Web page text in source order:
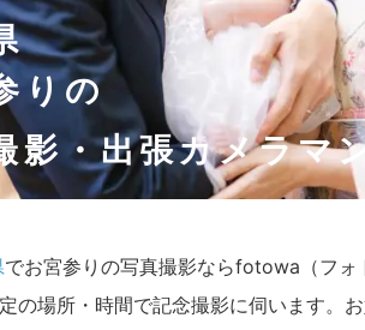
りの
影・出張カメラマ
でお宮参りの写真撮影ならfotowa（フォ
の場所・時間で記念撮影に伺います。